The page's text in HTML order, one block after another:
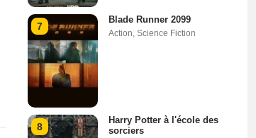
7
Blade Runner 2099
Action Science Fiction
8
Harry Potter à l'école des
sorciers